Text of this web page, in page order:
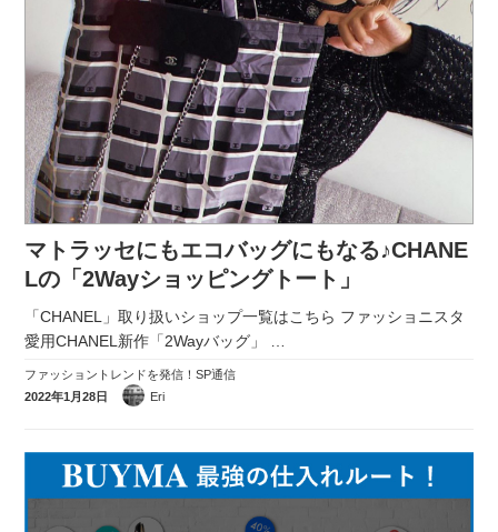
マトラッセにもエコバッグにもなる♪CHANE
Lの「2Wayショッピングトート」
「CHANEL」取り扱いショップ一覧はこちら ファッショニスタ
愛用CHANEL新作「2Wayバッグ」
ファッショントレンドを発信！SP通信
2022年1月28日
Eri